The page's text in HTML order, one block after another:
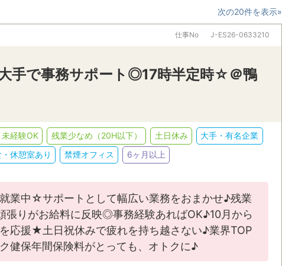
間・駅・路線から探す
次の20件を表示»
仕事No J-ES26-0633210
手で事務サポート◎17時半定時☆＠鴨
未経験OK 残業少なめ（20H以下） 土日休み
大手・有名企業
休憩室あり 禁煙オフィス 6ヶ月以上
業中☆サポートとして幅広い業務をおまかせ♪残業
張りがお給料に反映◎事務経験あればOK♪10月から
応援★土日祝休みで疲れを持ち越さない♪業界TOP
健保年間保険料がとっても、オトクに♪